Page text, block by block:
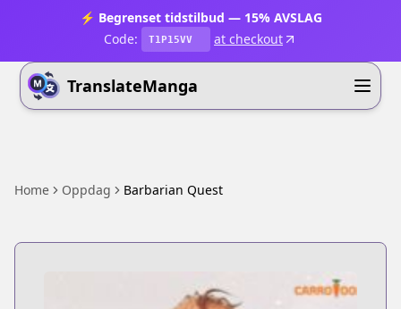
⚡ Begrenset tidstilbud — 15% AVSLAG
Code:
T1P15VV at checkout
TranslateManga
Home Oppdag Barbarian Quest